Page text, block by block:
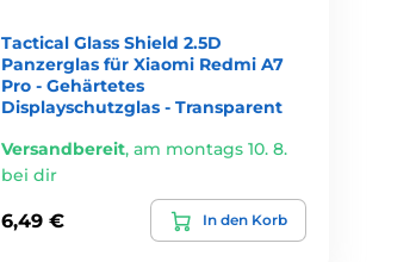
Tactical Glass Shield 2.5D
Panzerglas für Xiaomi Redmi A7
Pro - Gehärtetes
Displayschutzglas - Transparent
Versandbereit,am montags 10. 8.
bei dir
6,49 € In den Korb